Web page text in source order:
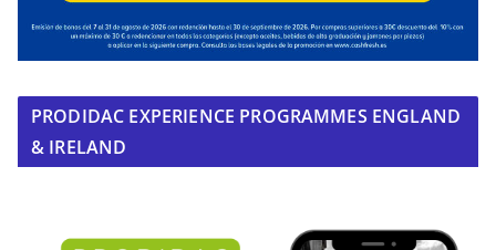
PRODIDAC EXPERIENCE PROGRAMMES ENGLAND
& IRELAND